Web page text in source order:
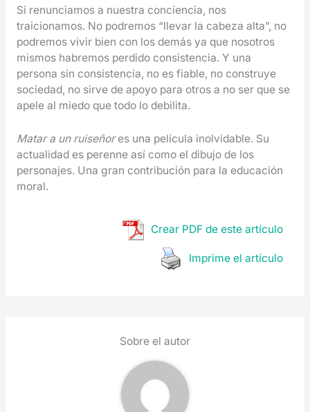
Si renunciamos a nuestra conciencia, nos
traicionamos. No podremos “llevar la cabeza alta”, no
podremos vivir bien con los demás ya que nosotros
mismos habremos perdido consistencia. Y una
persona sin consistencia, no es fiable, no construye
sociedad, no sirve de apoyo para otros a no ser que se
apele al miedo que todo lo debilita.
Matar a un ruiseñores una película inolvidable. Su
actualidad es perenne así como el dibujo de los
personajes. Una gran contribución para la educación
moral.
Crear PDF de este artículo
Imprime el artículo
Sobre el autor